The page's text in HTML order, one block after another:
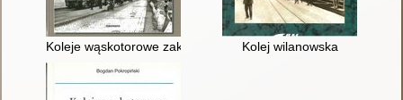
Koleje wąskotorowe zakładów GieschegoKolej wilanowska